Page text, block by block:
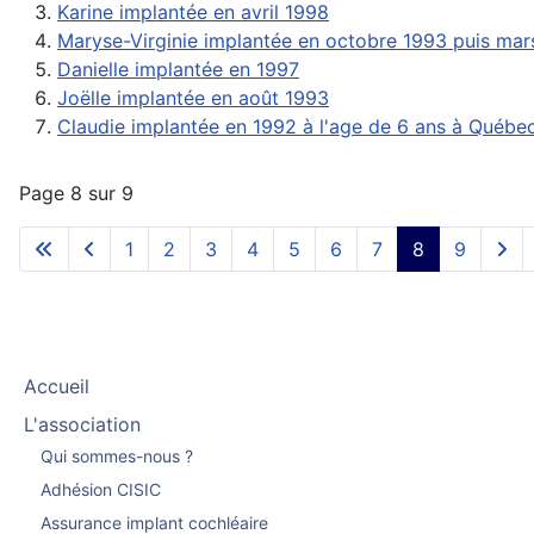
Karine implantée en avril 1998
Maryse-Virginie implantée en octobre 1993 puis
Danielle implantée en 1997
Joëlle implantée en août 1993
Claudie implantée en 1992 à l'age de 6 ans à
Page 8 sur 9
1 2 3 4 5 6 7 8 9
Accueil
L'association
Qui sommes-nous ?
Adhésion CISIC
Assurance implant cochléaire